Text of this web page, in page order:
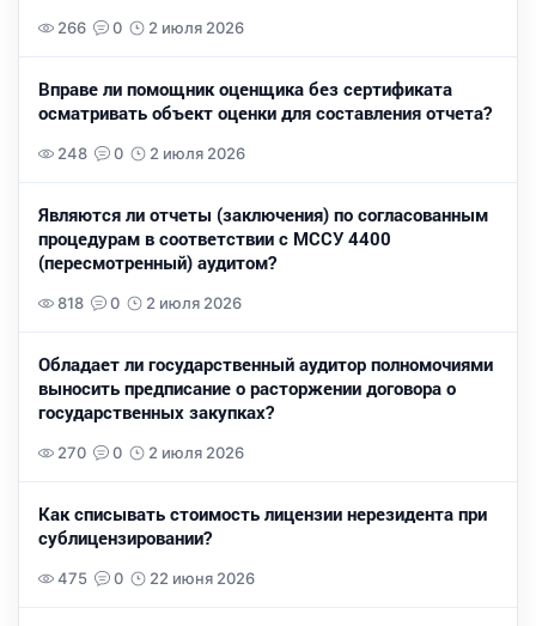
266 0 2 июля 2026
Вправе ли помощник оценщика без сертификата
осматривать объект оценки для составления отчета?
248 0 2 июля 2026
Являются ли отчеты (заключения) по согласованным
процедурам в соответствии с МССУ 4400
(пересмотренный) аудитом?
818 0 2 июля 2026
Обладает ли государственный аудитор полномочиями
выносить предписание о расторжении договора о
государственных закупках?
270 0 2 июля 2026
Как списывать стоимость лицензии нерезидента при
сублицензировании?
475 0 22 июня 2026